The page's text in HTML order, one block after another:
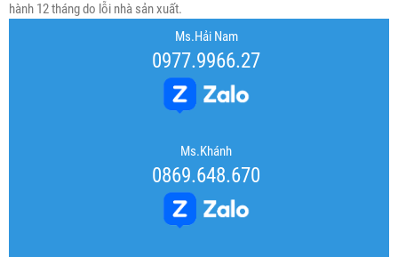
hành 12 tháng do lỗi nhà sản xuất.
Ms.Hải Nam
0977.9966.27
Ms.Khánh
0869.648.670